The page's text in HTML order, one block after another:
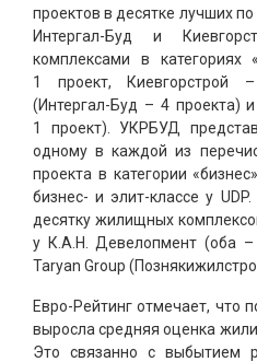
проектов в десятке лучших
Интергал-Буд и
комплексами в категориях
1 проект, Киевгорстрой
(Интергал-Буд – 4 проекта)
1 проект). УКРБУД
одному в каждой из
проекта в категории
бизнес- и элит-классе у
десятку жилищных
у К.А.Н. Девелопмент (оба –
Taryan Group
Евро-Рейтинг отмечает, что
выросла средняя оценка
Это связанно с выбытием